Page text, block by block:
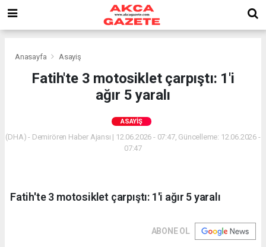
Anasayfa Asayiş
Fatih'te 3 motosiklet çarpıştı: 1'i
ağır 5 yaralı
ASAYIŞ
(DHA) - Demirören Haber Ajansı | 12.06.2026 - 07:47, Güncelleme: 12.06.2026 -
07:47
Fatih'te 3 motosiklet çarpıştı: 1'i ağır 5 yaralı
ABONE OL